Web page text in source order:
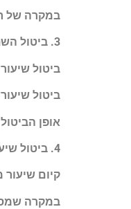
במקרה של
3. ביטול השתתפות על ידי המשתתפת
ביטול שיעור ערב עד 12 שעות לפני מועד תחילת השיעור – השיעור
ביטול שיעור פחות מ־12 שעות לפני מועד תחילת השיעור או
אופן
4. ביטול שיעור על ידי הסטודיו (אירה)
קיום שיעור מותנה
במקרה שמספר המשתתפות קטן מ־4, הסטודיו שומר